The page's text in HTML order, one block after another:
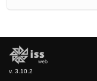
v. 3.10.2